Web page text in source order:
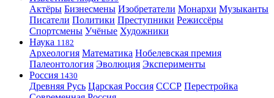
Актёры Бизнесмены Изобретатели Монархи Музыканты
Писатели Политики Преступники Режиссёры
Спортсмены Учёные Художники
Наука 1182
Археология Математика Нобелевская премия
Палеонтология Эволюция Эксперименты
Россия 1430
Древняя Русь Царская Россия СССР Перестройка